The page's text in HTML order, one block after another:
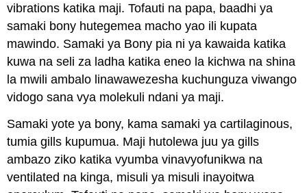
vibrations katika maji. Tofauti na papa, baadhi ya
samaki bony hutegemea macho yao ili kupata
mawindo. Samaki ya Bony pia ni ya kawaida katika
kuwa na seli za ladha katika eneo la kichwa na shina
la mwili ambalo linawawezesha kuchunguza viwango
vidogo sana vya molekuli ndani ya maji.
Samaki yote ya bony, kama samaki ya cartilaginous,
tumia gills kupumua. Maji hutolewa juu ya gills
ambazo ziko katika vyumba vinavyofunikwa na
ventilated na kinga, misuli ya misuli inayoitwa